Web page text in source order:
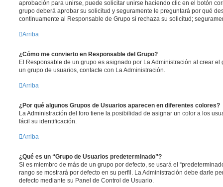
aprobación para unirse, puede solicitar unirse haciendo clic en el botón
grupo deberá aprobar su solicitud y seguramente le preguntará por qué
continuamente al Responsable de Grupo si rechaza su solicitud;
Arriba
¿Cómo me convierto en Responsable del Grupo?
El Responsable de un grupo es asignado por La Administración al crear el
un grupo de usuarios, contacte con La Administración.
Arriba
¿Por qué algunos Grupos de Usuarios aparecen en diferentes colores?
La Administración del foro tiene la posibilidad de asignar un color a los
fácil su identificación.
Arriba
¿Qué es un “Grupo de Usuarios predeterminado”?
Si es miembro de más de un grupo por defecto, se usará el
rango se mostrará por defecto en su perfil. La Administración debe darle
defecto mediante su Panel de Control de Usuario.